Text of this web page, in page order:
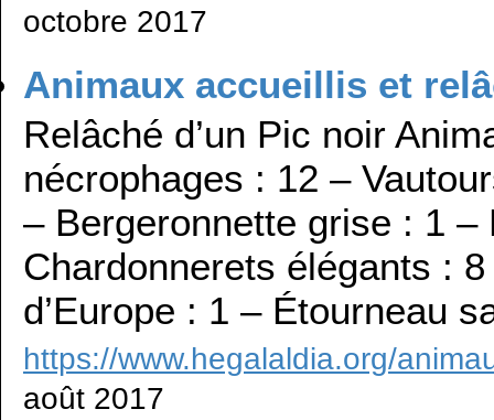
octobre 2017
Animaux accueillis et
Relâché d’un Pic noir
nécrophages : 12 –
– Bergeronnette grise : 1
Chardonnerets élégants :
d’Europe : 1 – Étourneau
https://www.hegalaldia.org/
août 2017